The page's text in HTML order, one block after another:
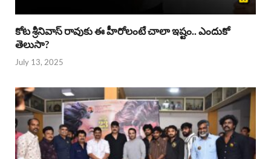
కోట శ్రీనివాస్ రావుకు ఈ హీరోలంటే చాలా ఇష్టం.. ఎందుకో
తెలుసా?
July 13, 2025